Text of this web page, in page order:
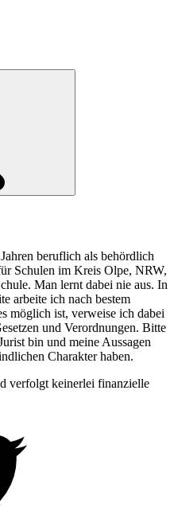
beruflich als behördlich
Schulen im Kreis Olpe, NRW,
Man lernt dabei nie aus. In
arbeite ich nach bestem
möglich ist, verweise ich dabei
und Verordnungen. Bitte
bin und meine Aussagen
Charakter haben.
verfolgt keinerlei finanzielle